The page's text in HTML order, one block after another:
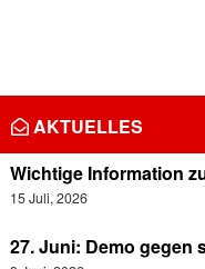
AKTUELLES
Wichtige Information
15 Juli, 2026
27. Juni: Demo gegen